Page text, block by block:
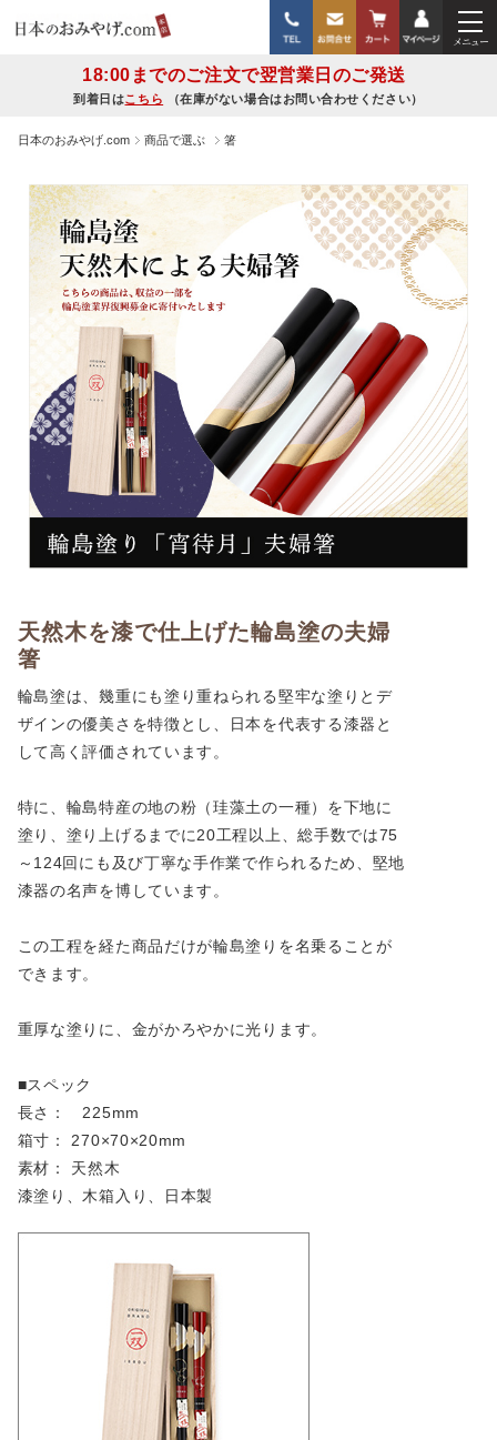
18:00までのご注文で翌営業日のご発送
到着日はこちら （在庫がない場合はお問い合わせください）
日本のおみやげ.com 商品で選ぶ 箸
天然木を漆で仕上げた輪島塗の夫婦
箸
輪島塗は、幾重にも塗り重ねられる堅牢な塗りとデ
ザインの優美さを特徴とし、日本を代表する漆器と
して高く評価されています。
特に、輪島特産の地の粉（珪藻土の一種）を下地に
塗り、塗り上げるまでに20工程以上、総手数では75
～124回にも及び丁寧な手作業で作られるため、堅地
漆器の名声を博しています。
この工程を経た商品だけが輪島塗りを名乗ることが
できます。
重厚な塗りに、金がかろやかに光ります。
■スペック
長さ： 225mm
箱寸： 270×70×20mm
素材： 天然木
漆塗り、木箱入り、日本製